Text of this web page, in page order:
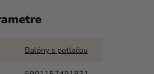
Balóny s potlačou